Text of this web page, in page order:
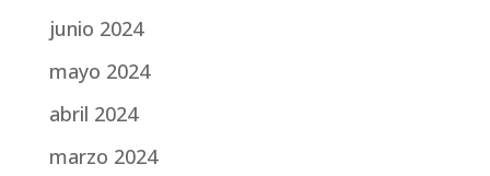
junio 2024
mayo 2024
abril 2024
marzo 2024